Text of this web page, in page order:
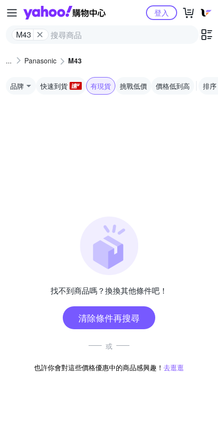
Yahoo購物中心
M43
登入
Panasonic M43
品牌 快速到貨 有現貨 挑戰低價 價格低到高 排序
找不到商品嗎？換換其他條件吧！
清除條件再搜尋
或
也許你會對這些價格優惠中的商品感興趣！ 去逛逛